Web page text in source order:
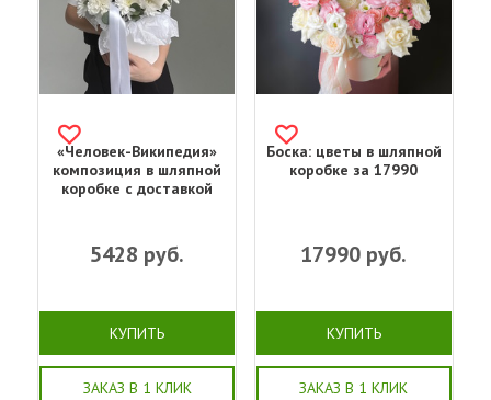
«Человек-Википедия»
композиция в шляпной
коробке с доставкой
5428 руб.
КУПИТЬ
ЗАКАЗ В 1 КЛИК
Боска: цветы в шляпной
коробке за 17990
17990 руб.
КУПИТЬ
ЗАКАЗ В 1 КЛИК